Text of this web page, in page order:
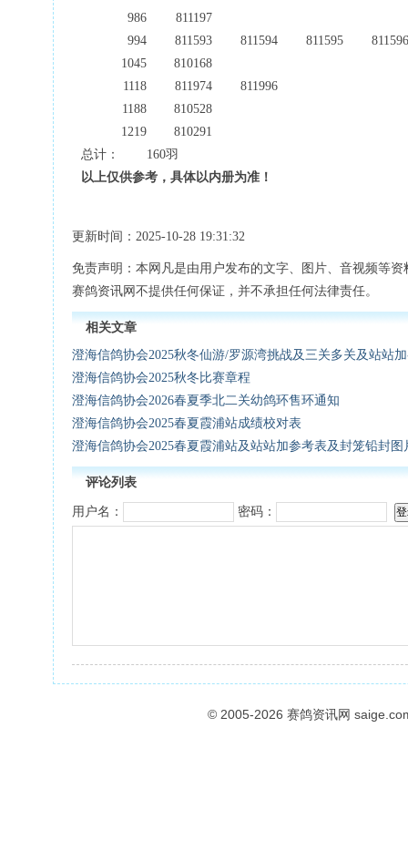
986
811197
994
811593 811594 811595
811596
1045
810168
1118
811974
811996
1188
810528
1219
810291
总计：
160羽
以上仅供参考，具体以内册为准！
更新时间：2025-10-28 19:31:32
免责声明：本网凡是由用户发布的文字、图片、音视频等
赛鸽资讯网不提供任何保证，并不承担任何法律责任。
相关文章
澄海信鸽协会2025秋冬仙游/罗源湾挑战及三关多关及站站
澄海信鸽协会2025秋冬比赛章程
澄海信鸽协会2026春夏季北二关幼鸽环售环通知
澄海信鸽协会2025春夏霞浦站成绩校对表
澄海信鸽协会2025春夏霞浦站及站站加参考表及封笼铅封图
评论列表
用户名： 密码：
© 2005-2026 赛鸽资讯网